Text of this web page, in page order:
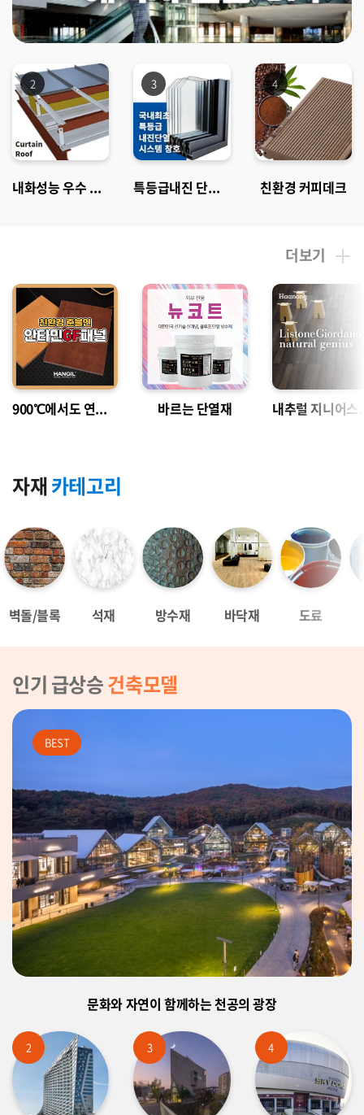
2
내화성능 우수 커튼루프시스템
3
특등급내진 단열창호
4
친환경 커피데크
더보기
900℃에서도 연소되지 않는 바르는 단열재
자재 카테고리
벽돌/블록 석재 방수재 바닥재 도료
인기 급상승 건축모델
BEST
문화와 자연이 함께하는 천공의 광장
2 3 4